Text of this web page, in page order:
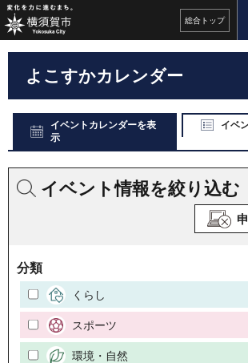
総合 トップ
よこすかカレンダー
イベントカレンダーを表
示
イベ
イベント情報を絞り込む
分類
くらし
スポーツ
環境・自然